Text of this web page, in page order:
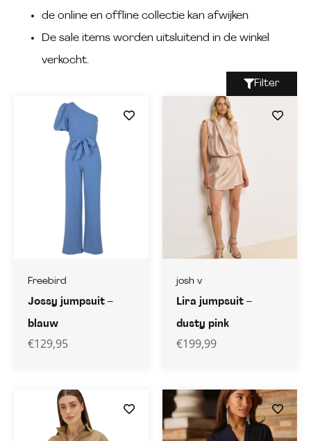
de online en offline collectie kan afwijken
De sale items worden uitsluitend in de winkel
verkocht.
Filter
Freebird
Jossy jumpsuit –
blauw
€129,95
josh v
Lira jumpsuit –
dusty pink
€199,99